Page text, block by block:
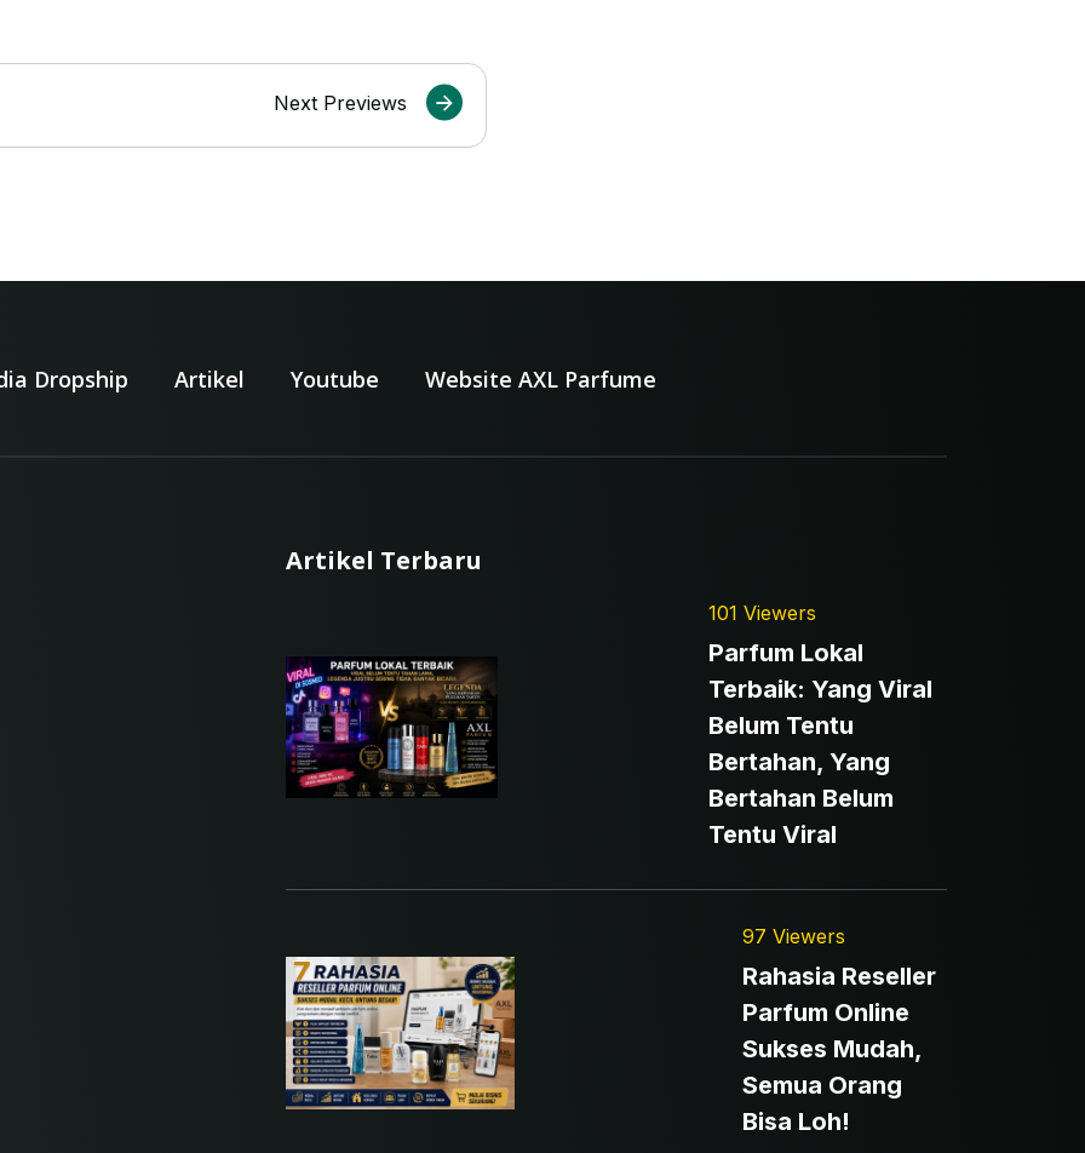
Next Previews
Dropship Artikel Youtube Website AXL Parfume
Artikel Terbaru
101 Viewers
Parfum Lokal
Terbaik: Yang Viral
Belum Tentu
Bertahan, Yang
Bertahan Belum
Tentu Viral
97 Viewers
Rahasia Reseller
Parfum Online
Sukses Mudah,
Semua Orang
Bisa Loh!